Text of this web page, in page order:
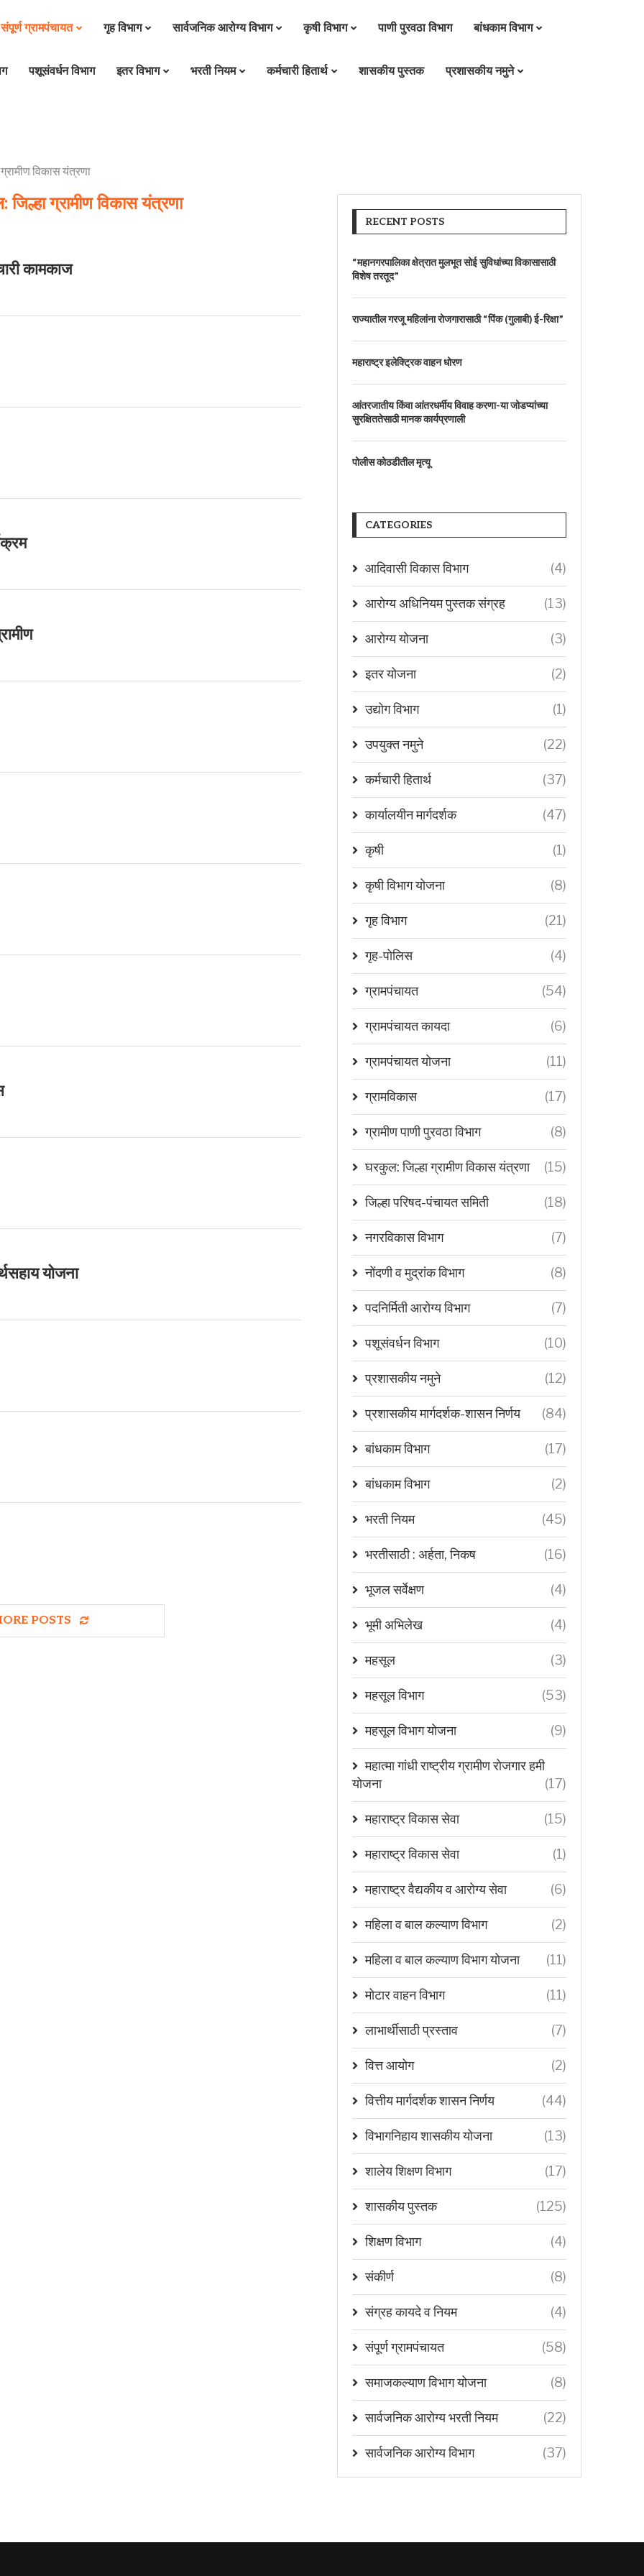
संपूर्ण ग्रामपंचायत गृह विभाग सार्वजनिक आरोग्य विभाग कृषी विभाग पाणी पुरवठा विभाग बांधकाम विभाग
पशूसंवर्धन विभाग इतर विभाग भरती नियम कर्मचारी हितार्थ शासकीय पुस्तक प्रशासकीय नमुने
विकास यंत्रणा
ग्रामीण विकास यंत्रणा
कामकाज
योजना
POSTS
RECENT POSTS
“महानगरपालिका क्षेत्रात मुलभूत सोई सुविधांच्या विकासासाठी
विशेष तरतूद”
राज्यातील गरजू महिलांना रोजगारासाठी “पिंक (गुलाबी) ई-रिक्षा”
महाराष्ट्र इलेक्ट्रिक वाहन धोरण
आंतरजातीय किंवा आंतरधर्मीय विवाह करणा-या जोडप्यांच्या
सुरक्षिततेसाठी मानक कार्यप्रणाली
पोलीस कोठडीतील मृत्यू
CATEGORIES
आदिवासी विकास विभाग (4)
आरोग्य अधिनियम पुस्तक संग्रह (13)
आरोग्य योजना (3)
इतर योजना (2)
उद्योग विभाग (1)
उपयुक्त नमुने (22)
कर्मचारी हितार्थ (37)
कार्यालयीन मार्गदर्शक (47)
कृषी (1)
कृषी विभाग योजना (8)
गृह विभाग (21)
गृह-पोलिस (4)
ग्रामपंचायत (54)
ग्रामपंचायत कायदा (6)
ग्रामपंचायत योजना (11)
ग्रामविकास (17)
ग्रामीण पाणी पुरवठा विभाग (8)
घरकुल: जिल्हा ग्रामीण विकास यंत्रणा (15)
जिल्हा परिषद-पंचायत समिती (18)
नगरविकास विभाग (7)
नोंदणी व मुद्रांक विभाग (8)
पदनिर्मिती आरोग्य विभाग (7)
पशूसंवर्धन विभाग (10)
प्रशासकीय नमुने (12)
प्रशासकीय मार्गदर्शक-शासन निर्णय (84)
बांधकाम विभाग (17)
बांधकाम विभाग (2)
भरती नियम (45)
भरतीसाठी : अर्हता, निकष (16)
भूजल सर्वेक्षण (4)
भूमी अभिलेख (4)
महसूल (3)
महसूल विभाग (53)
महसूल विभाग योजना (9)
महात्मा गांधी राष्ट्रीय ग्रामीण रोजगार हमी
योजना
(17)
महाराष्ट्र विकास सेवा (15)
महाराष्ट्र विकास सेवा (1)
महाराष्ट्र वैद्यकीय व आरोग्य सेवा (6)
महिला व बाल कल्याण विभाग (2)
महिला व बाल कल्याण विभाग योजना (11)
मोटार वाहन विभाग (11)
लाभार्थीसाठी प्रस्ताव (7)
वित्त आयोग (2)
वित्तीय मार्गदर्शक शासन निर्णय (44)
विभागनिहाय शासकीय योजना (13)
शालेय शिक्षण विभाग (17)
शासकीय पुस्तक (125)
शिक्षण विभाग (4)
संकीर्ण (8)
संग्रह कायदे व नियम (4)
संपूर्ण ग्रामपंचायत (58)
समाजकल्याण विभाग योजना (8)
सार्वजनिक आरोग्य भरती नियम (22)
सार्वजनिक आरोग्य विभाग (37)